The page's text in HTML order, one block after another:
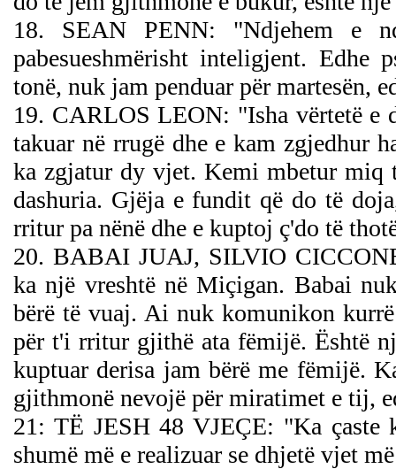
18. SEAN PENN: "Ndjehem e
pabesueshmërisht inteligjent. Edhe
tonë, nuk jam penduar për martesën,
19. CARLOS LEON: "Isha vërtetë e
takuar në rrugë dhe e kam zgjedhur
ka zgjatur dy vjet. Kemi mbetur miq
dashuria. Gjëja e fundit që do të
rritur pa nënë dhe e kuptoj ç'do të
20. BABAI JUAJ, SILVIO
ka një vreshtë në Miçigan. Babai
bërë të vuaj. Ai nuk komunikon
për t'i rritur gjithë ata fëmijë. Është
kuptuar derisa jam bërë me fëmijë.
gjithmonë nevojë për miratimet e tij,
21: TË JESH 48 VJEÇE: "Ka
shumë më e realizuar se dhjetë vjet